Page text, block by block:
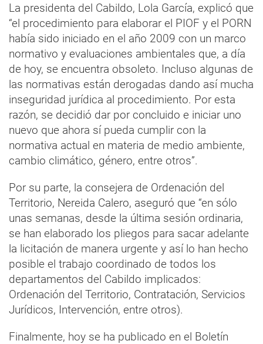
La presidenta del Cabildo, Lola García, explicó que
“el procedimiento para elaborar el PIOF y el PORN
había sido iniciado en el año 2009 con un marco
normativo y evaluaciones ambientales que, a día
de hoy, se encuentra obsoleto. Incluso algunas de
las normativas están derogadas dando así mucha
inseguridad jurídica al procedimiento. Por esta
razón, se decidió dar por concluido e iniciar uno
nuevo que ahora sí pueda cumplir con la
normativa actual en materia de medio ambiente,
cambio climático, género, entre otros”.
Por su parte, la consejera de Ordenación del
Territorio, Nereida Calero, aseguró que “en sólo
unas semanas, desde la última sesión ordinaria,
se han elaborado los pliegos para sacar adelante
la licitación de manera urgente y así lo han hecho
posible el trabajo coordinado de todos los
departamentos del Cabildo implicados:
Ordenación del Territorio, Contratación, Servicios
Jurídicos, Intervención, entre otros).
Finalmente, hoy se ha publicado en el Boletín